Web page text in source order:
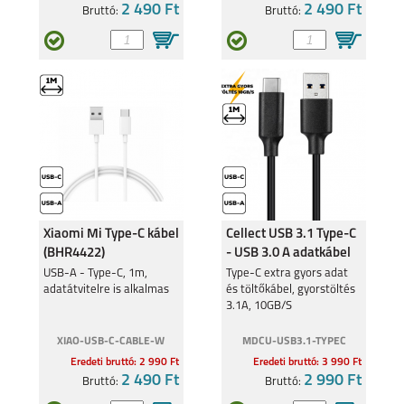
Bruttó: 2 490 Ft Bruttó: 2 490 Ft
Xiaomi Mi Type-C kábel
(BHR4422)
USB-A - Type-C, 1m,
adatátvitelre is alkalmas
XIAO-USB-C-CABLE-W
Eredeti bruttó: 2 990 Ft
Bruttó: 2 490 Ft
Cellect USB 3.1 Type-C
- USB 3.0 A adatkábel
Type-C extra gyors adat
és töltőkábel, gyorstöltés
3.1A, 10GB/S
MDCU-USB3.1-TYPEC
Eredeti bruttó: 3 990 Ft
Bruttó: 2 990 Ft